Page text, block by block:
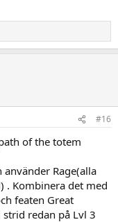
#16
of the totem
Rage(alla
. Kombinera det med
featen Great
redan på Lvl 3